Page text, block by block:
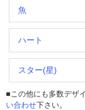
魚
ハート
スター(星)
■この他にも多数デザ
い合わせ下さい。